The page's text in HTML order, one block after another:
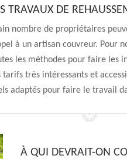
TRAVAUX DE
nombre de propriétaires
à un artisan couvreur. Pour
les méthodes pour faire les
très intéressants et
adaptés pour faire le travail
À QUI DEVRAIT-ON